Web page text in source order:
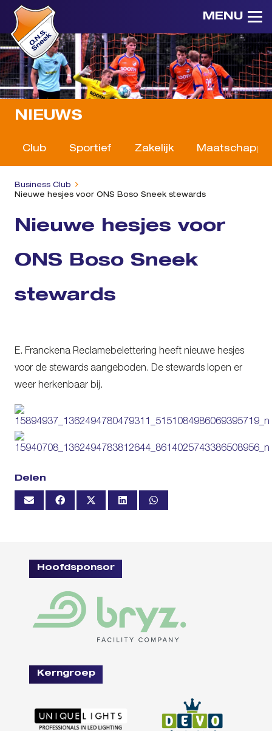
MENU
NIEUWS
Club Sportief Zakelijk
Business Club
Nieuwe hesjes voor ONS Boso Sneek stewards
Nieuwe hesjes voor
ONS Boso Sneek
stewards
E. Franckena Reclamebelettering heeft nieuwe hesjes
voor de stewards aangeboden. De stewards lopen er
weer herkenbaar bij.
Delen
Hoofdsponsor
Kerngroep